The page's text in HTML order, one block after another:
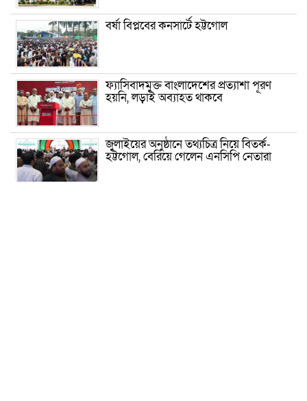
বর্ষা বিপ্লবের কনসার্টে হট্টগোল
ফ্যাসিবাদমুক্ত বাংলাদেশের প্রত্যাশা পূরণ
হয়নি, লড়াই অব্যাহত থাকবে
জুলাইয়ের অনুষ্ঠানে তথ্যচিত্র নিয়ে বিতর্ক-
হট্টগোল, বেরিয়ে গেলেন এনসিপি নেতারা